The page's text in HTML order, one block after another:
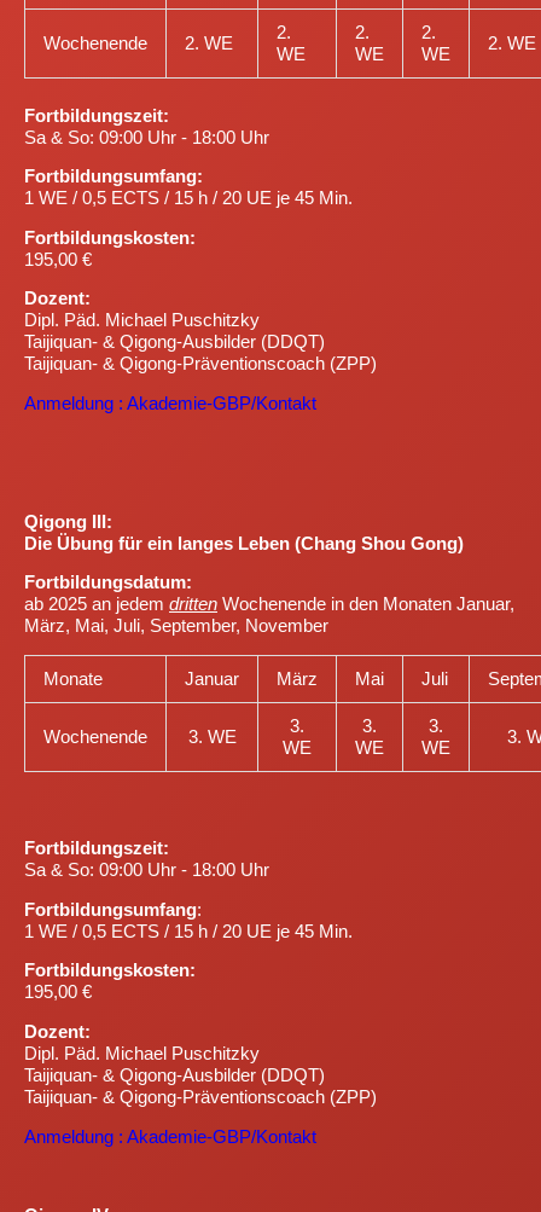
Wochenende 2. WE
2.
WE
2.
WE
2.
WE
2. WE
Fortbildungszeit:
Sa & So: 09:00 Uhr - 18:00 Uhr
Fortbildungsumfang:
1 WE / 0,5 ECTS / 15 h / 20 UE je 45 Min.
Fortbildungskosten:
195,00 €
Dozent:
Dipl. Päd. Michael Puschitzky
Taijiquan- & Qigong-Ausbilder (DDQT)
Taijiquan- & Qigong-Präventionscoach (ZPP)
Anmeldung : Akademie-GBP/Kontakt
Qigong III:
Die Übung für ein langes Leben (Chang Shou Gong)
Fortbildungsdatum:
ab 2025 an jedem dritten Wochenende in den Monaten Januar,
März, Mai, Juli, September, November
Monate Januar März Mai Juli
Wochenende 3. WE
3.
WE
3.
WE
3.
WE
3.
Fortbildungszeit:
Sa & So: 09:00 Uhr - 18:00 Uhr
Fortbildungsumfang:
1 WE / 0,5 ECTS / 15 h / 20 UE je 45 Min.
Fortbildungskosten:
195,00 €
Dozent:
Dipl. Päd. Michael Puschitzky
Taijiquan- & Qigong-Ausbilder (DDQT)
Taijiquan- & Qigong-Präventionscoach (ZPP)
Anmeldung : Akademie-GBP/Kontakt